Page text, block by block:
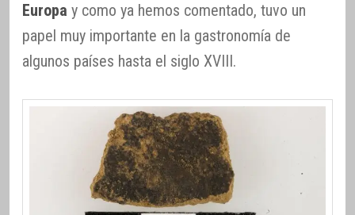
Europa y como ya hemos comentado, tuvo un
papel muy importante en la gastronomía de
algunos países hasta el siglo XVIII.